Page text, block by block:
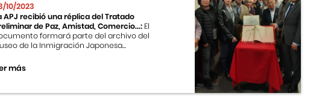
10/2023
APJ recibió una réplica del Tratado
de Paz, Amistad, Comercio...: El
formará parte del archivo del
de la Inmigración Japonesa...
más